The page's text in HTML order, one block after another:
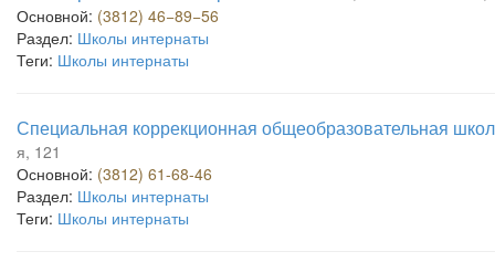
Основной: (3812) 46−89−56
Раздел: Школы интернаты
Теги: Школы интернаты
Специальная коррекционная общеобразовательная
я, 121
Основной: (3812) 61-68-46
Раздел: Школы интернаты
Теги: Школы интернаты